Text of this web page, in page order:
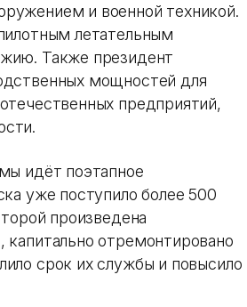
и военной техникой.
летательным
Также президент
мощностей для
предприятий,
идёт поэтапное
уже поступило более 500
произведена
отремонтировано
срок их службы и повысило